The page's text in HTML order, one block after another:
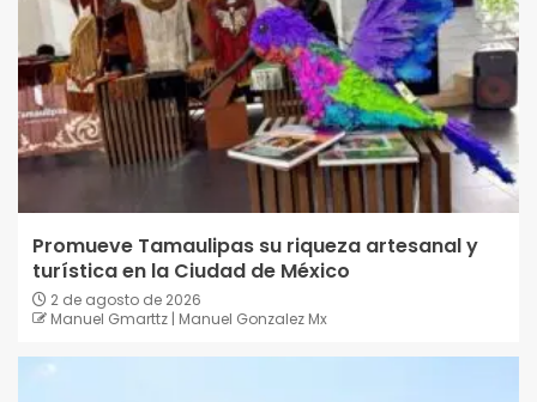
Promueve Tamaulipas su riqueza artesanal y
turística en la Ciudad de México
2 de agosto de 2026
Manuel Gmarttz | Manuel Gonzalez Mx